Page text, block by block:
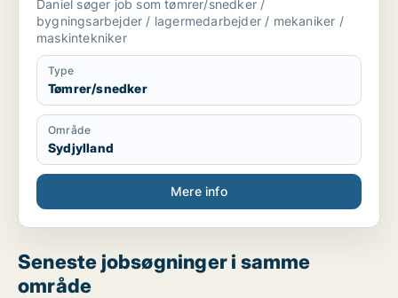
Daniel søger job som tømrer/snedker /
bygningsarbejder / lagermedarbejder / mekaniker /
maskintekniker
Type
Tømrer/snedker
Område
Sydjylland
Mere info
Seneste jobsøgninger i samme
område